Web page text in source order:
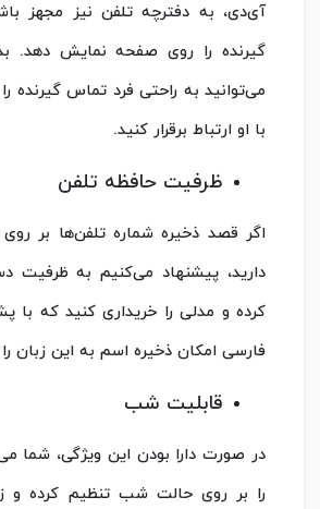
آی‌دی، به دفترچه تلفن نیز مجهز
گیرنده را روی صفحه نمایش دهد.
می‌توانید به راحتی فرد تماس گیرنده
با او ارتباط برقرار کنید.
ظرفیت حافظه تلفن
اگر قصد ذخیره شماره تلفن‌ها بر
دارید، پیشنهاد می‌کنیم به ظرفیت
کرده و مدلی را خریداری کنید که با
فارسی امکان ذخیره اسم به این زبان
قابلیت شب
در صورت دارا بودن این ویژگی، شما
را بر روی حالت شب تنظیم کرده و